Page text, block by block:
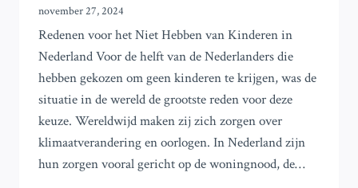
november 27, 2024
Redenen voor het Niet Hebben van Kinderen in
Nederland Voor de helft van de Nederlanders die
hebben gekozen om geen kinderen te krijgen, was de
situatie in de wereld de grootste reden voor deze
keuze. Wereldwijd maken zij zich zorgen over
klimaatverandering en oorlogen. In Nederland zijn
hun zorgen vooral gericht op de woningnood, de…